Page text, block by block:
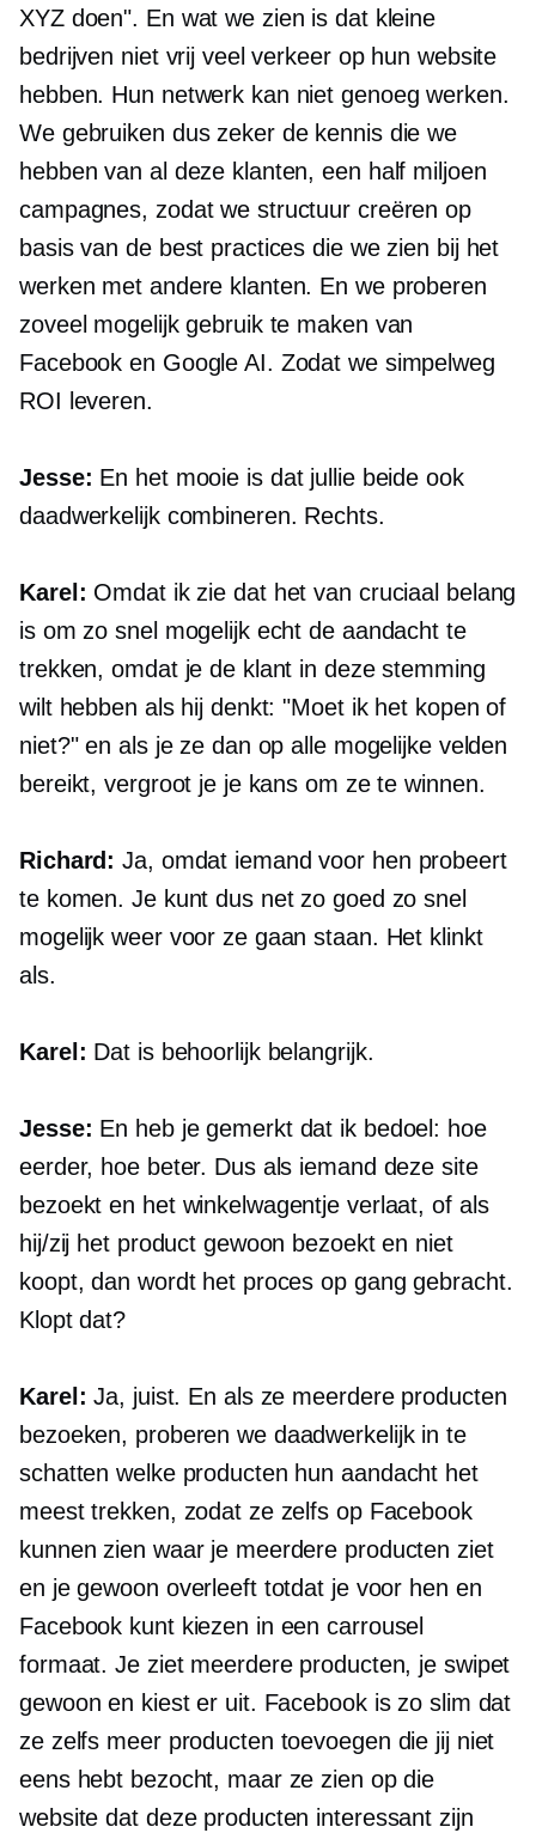
XYZ doen". En wat we zien is dat kleine
bedrijven niet vrij veel verkeer op hun website
hebben. Hun netwerk kan niet genoeg werken.
We gebruiken dus zeker de kennis die we
hebben van al deze klanten, een half miljoen
campagnes, zodat we structuur creëren op
basis van de best practices die we zien bij het
werken met andere klanten. En we proberen
zoveel mogelijk gebruik te maken van
Facebook en Google AI. Zodat we simpelweg
ROI leveren.
Jesse: En het mooie is dat jullie beide ook
daadwerkelijk combineren. Rechts.
Karel: Omdat ik zie dat het van cruciaal belang
is om zo snel mogelijk echt de aandacht te
trekken, omdat je de klant in deze stemming
wilt hebben als hij denkt: "Moet ik het kopen of
niet?" en als je ze dan op alle mogelijke velden
bereikt, vergroot je je kans om ze te winnen.
Richard: Ja, omdat iemand voor hen probeert
te komen. Je kunt dus net zo goed zo snel
mogelijk weer voor ze gaan staan. Het klinkt
als.
Karel: Dat is behoorlijk belangrijk.
Jesse: En heb je gemerkt dat ik bedoel: hoe
eerder, hoe beter. Dus als iemand deze site
bezoekt en het winkelwagentje verlaat, of als
hij/zij het product gewoon bezoekt en niet
koopt, dan wordt het proces op gang gebracht.
Klopt dat?
Karel: Ja, juist. En als ze meerdere producten
bezoeken, proberen we daadwerkelijk in te
schatten welke producten hun aandacht het
meest trekken, zodat ze zelfs op Facebook
kunnen zien waar je meerdere producten ziet
en je gewoon overleeft totdat je voor hen en
Facebook kunt kiezen in een carrousel
formaat. Je ziet meerdere producten, je swipet
gewoon en kiest er uit. Facebook is zo slim dat
ze zelfs meer producten toevoegen die jij niet
eens hebt bezocht, maar ze zien op die
website dat deze producten interessant zijn